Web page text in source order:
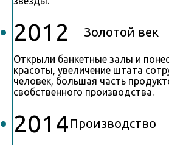
2012 Золотой век
Открыли банкетные залы и
красоты, увеличение штата
человек, большая часть
свобственного производства.
2014Производство